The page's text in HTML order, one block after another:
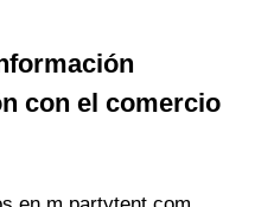
con el comercio